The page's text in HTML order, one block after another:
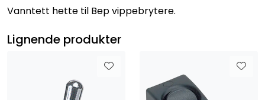
Vanntett hette til Bep vippebrytere.
Lignende produkter